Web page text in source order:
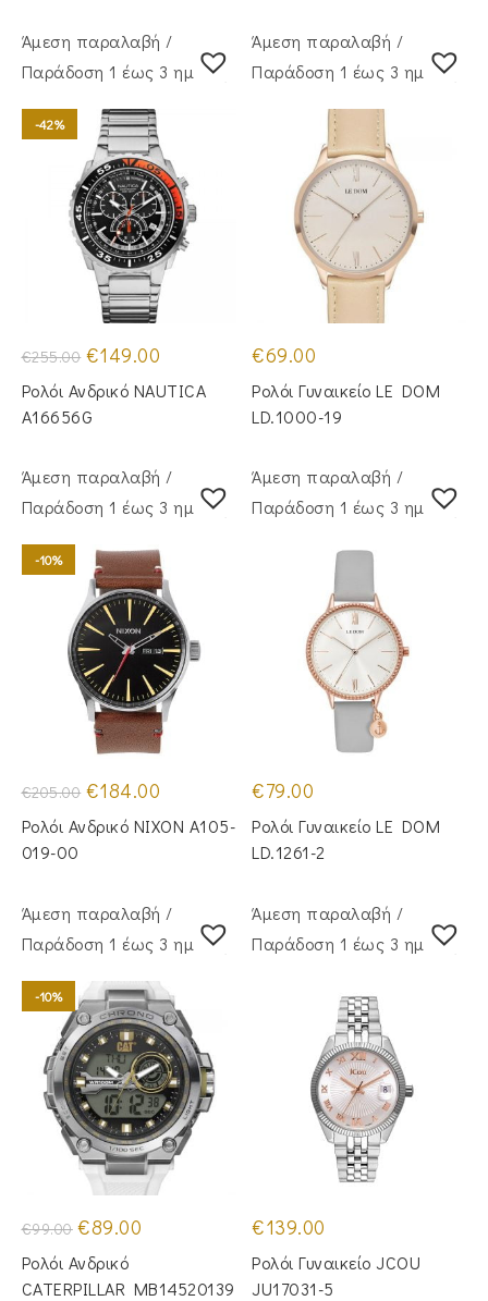
Άμεση παραλαβή /
Παράδoση 1 έως 3 ημέρες
-42%
€255.00 Original
price
was:
€255.00.
€149.00
τιμή
είναι:
Ρολόι Ανδρικό NAUTICA
A16656G
Άμεση παραλαβή /
Παράδoση 1 έως 3 ημέρες
€69.00
Ρολόι Γυναικείο LE DOM
LD.1000-19
Άμεση παραλαβή /
Παράδoση 1 έως 3 ημέρες
-10%
€205.00 Original
price
was:
€205.00.
€184.00
τιμή
είναι:
Ρολόι Ανδρικό NIXON A105-
019-00
Άμεση παραλαβή /
Παράδoση 1 έως 3 ημέρες
€79.00
Ρολόι Γυναικείο LE DOM
LD.1261-2
Άμεση παραλαβή /
Παράδoση 1 έως 3 ημέρες
-10%
€99.00 Original
price
was:
€99.00.
€89.00
€89.00.
Ρολόι Ανδρικό
CATERPILLAR MB14520139
Άμεση παραλαβή /
Παράδoση 1 έως 3 ημέρες
€139.00
Ρολόι Γυναικείο JCOU
JU17031-5